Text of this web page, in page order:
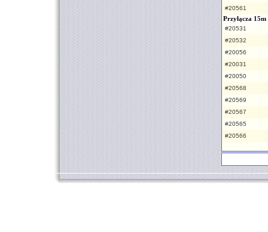
#20561
Przyłącza 15m
#20531
#20532
#20056
#20031
#20050
#20568
#20569
#20567
#20565
#20566